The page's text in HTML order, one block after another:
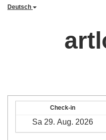
Deutsch
Check-in